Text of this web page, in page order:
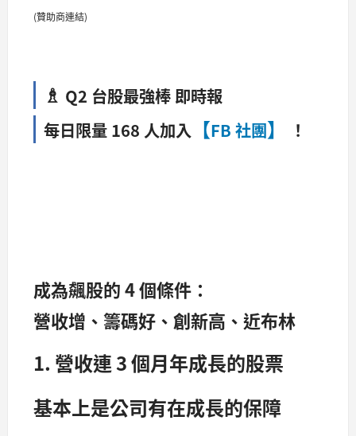
(贊助商連結)
♗ Q2 台股最強棒 即時報
每日限量 168 人加入 【FB 社團】 ！
成為飆股的 4 個條件：
營收增、籌碼好、創新高、近布林
1. 營收連 3 個月年成長的股票
基本上是公司有在成長的保障